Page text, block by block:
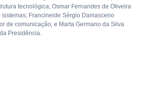
tecnológica; Osmar Fernandes de Oliveira
Francineide Sérgio Damasceno
de comunicação; e Marta Germano da Silva
Presidência.